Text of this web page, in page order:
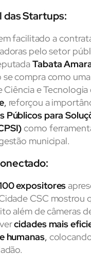
das Startups:
facilitado a
pelo setor
Tabata
se compra como
Ciência e Tecnologia
, reforçou a
Públicos para
como
municipal.
expositores
CSC mostrou
além de câmeras
cidades mais
humanas,